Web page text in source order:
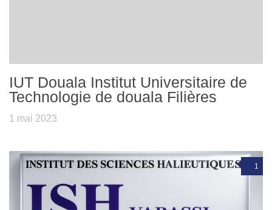
IUT Douala Institut Universitaire de
Technologie de douala Filières
1 mai 2023
1